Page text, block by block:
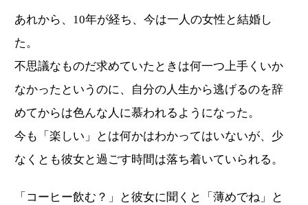
あれから、10年が経ち、今は一人の女性と結婚し
た。
不思議なものだ求めていたときは何一つ上手くいか
なかったというのに、自分の人生から逃げるのを辞
めてからは色んな人に慕われるようになった。
今も「楽しい」とは何かはわかってはいないが、少
なくとも彼女と過ごす時間は落ち着いていられる。
「コーヒー飲む？」と彼女に聞くと「薄めでね」と